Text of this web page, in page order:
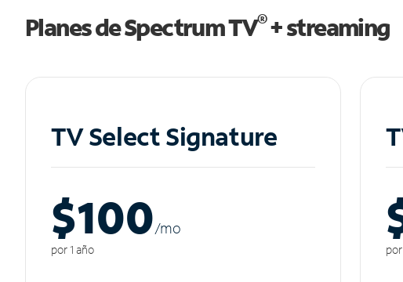
Planes de Spectrum TV®+ streaming
TV Select Signature
$100/mo
por 1 año